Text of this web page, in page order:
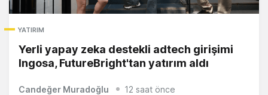
YATIRIM
Yerli yapay zeka destekli adtech girişimi
Ingosa, FutureBright'tan yatırım aldı
Candeğer Muradoğlu 12 saat önce